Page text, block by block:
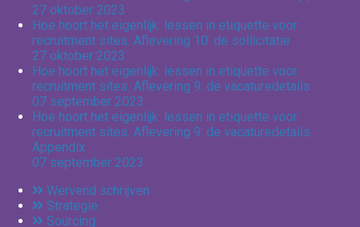
27 oktober 2023
Hoe hoort het eigenlijk: lessen in etiquette voor
recruitment sites. Aflevering 10: de sollicitatie
27 oktober 2023
Hoe hoort het eigenlijk: lessen in etiquette voor
recruitment sites. Aflevering 9: de vacaturedetails
07 september 2023
Hoe hoort het eigenlijk: lessen in etiquette voor
recruitment sites. Aflevering 9: de vacaturedetails.
Appendix
07 september 2023
Wervend schrijven
Strategie
Sourcing